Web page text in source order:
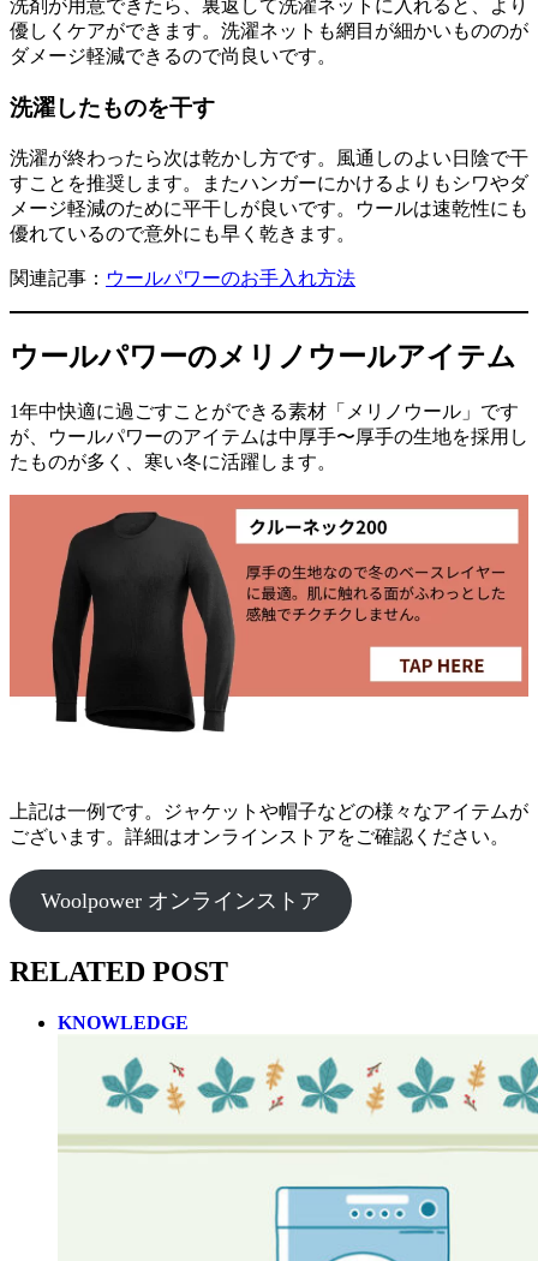
洗剤が用意できたら、裏返して洗濯ネットに入れると、より
優しくケアができます。洗濯ネットも網目が細かいもののが
ダメージ軽減できるので尚良いです。
洗濯したものを干す
洗濯が終わったら次は乾かし方です。風通しのよい日陰で干
すことを推奨します。またハンガーにかけるよりもシワやダ
メージ軽減のために平干しが良いです。ウールは速乾性にも
優れているので意外にも早く乾きます。
関連記事： ウールパワーのお手入れ方法
ウールパワーのメリノウールアイテム
1年中快適に過ごすことができる素材「メリノウール」です
が、ウールパワーのアイテムは中厚手〜厚手の生地を採用し
たものが多く、寒い冬に活躍します。
上記は一例です。ジャケットや帽子などの様々なアイテムが
ございます。詳細はオンラインストアをご確認ください。
Woolpower オンラインストア
RELATED POST
KNOWLEDGE